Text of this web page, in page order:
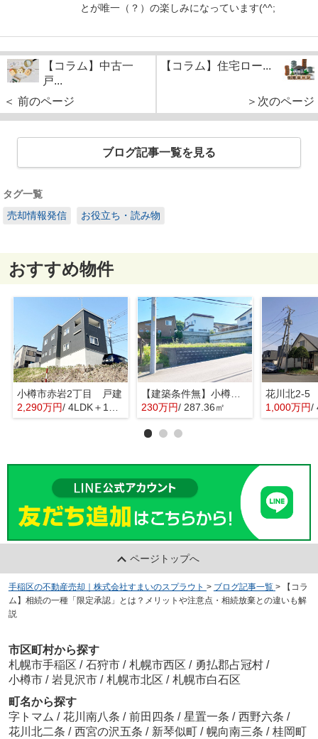
とが唯一（？）の楽しみになっています(^^;
【コラム】中古一
戸...
＜ 前のページ
【コラム】住宅ロー...
＞次のページ
ブログ記事一覧を見る
タグ一覧
売却情報発信
お役立ち・読み物
おすすめ物件
小樽市赤岩2丁目 戸建
2,290万円/ 4LDK＋1S(納戸)
【建築条件無】小樽市桂岡町 更地土地
230万円/ 287.36㎡
花川北2-5
1,000万円/
ページトップへ
手稲区の不動産売却｜株式会社すまいのスプラウト > ブログ記事一覧 >
【コラ
ム】相続の一種「限定承認」とは？メリットや注意点・相続放棄との違いも解
説
市区町村から探す
札幌市手稲区 / 石狩市 / 札幌市西区 / 勇払郡占冠村 /
小樽市 / 岩見沢市 / 札幌市北区 / 札幌市白石区
町名から探す
字トマム / 花川南八条 / 前田四条 / 星置一条 / 西野六条 /
花川北二条 / 西宮の沢五条 / 新琴似町 / 幌向南三条 / 桂岡町